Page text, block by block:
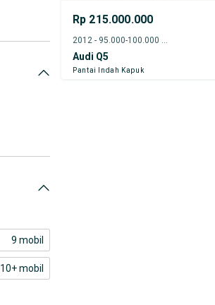
9 mobil
10+ mobil
Rp 215.000.000
2012 - 95.000-100.000 km
Audi Q5
Pantai Indah Kapuk